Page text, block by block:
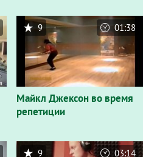
Майкл Джексон во время
репетиции
9 01:38
9 03:14